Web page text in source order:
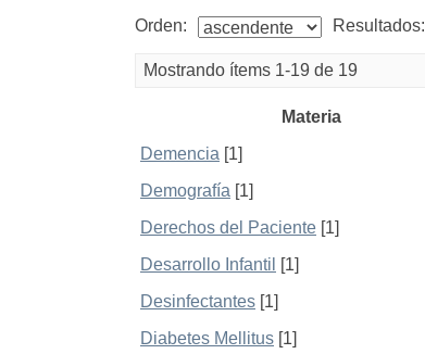
Orden: Resultados:
Mostrando ítems 1-19 de 19
Materia
Demencia [1]
Demografía [1]
Derechos del Paciente[1]
Desarrollo Infantil
[1]
Desinfectantes[1]
Diabetes Mellitus[1]